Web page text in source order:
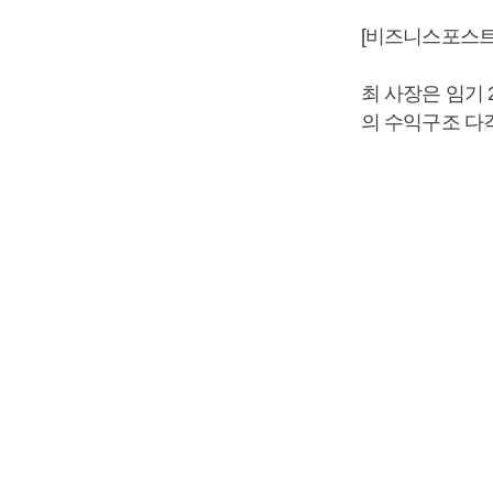
[비즈니스포스
최 사장은 임기
의 수익구조 다